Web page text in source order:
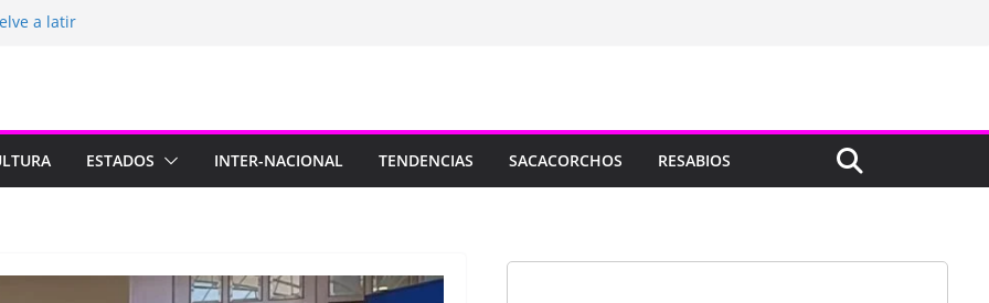
a latir
ESTADOS INTER-NACIONAL TENDENCIAS SACACORCHOS RESABIOS